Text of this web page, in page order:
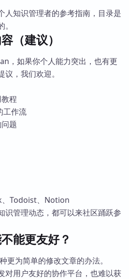
人知识管理者的参考指南，目录是
（建议）
，如果你个人能力突出，也有更
，我们欢迎。
程
工作流
题
Todoist、Notion
识管理动态，都可以来社区踊跃参
能更友好？
更为简单的修改文章的办法。
对用户友好的协作平台，也难以获